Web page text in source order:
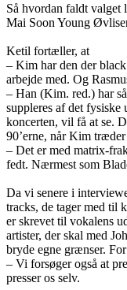
Så hvordan faldt
Mai Soon Young
Ketil fortæller, at
– Kim har den der
arbejde med. Og
– Han (Kim. red.) har
suppleres af det fysiske
koncerten, vil få at se.
90’erne, når Kim træder
– Det er med matrix-
fedt. Nærmest som
Da vi senere i
tracks, de tager med til
er skrevet til vokalens
artister, der skal med
bryde egne grænser.
– Vi forsøger også at
presser os selv.